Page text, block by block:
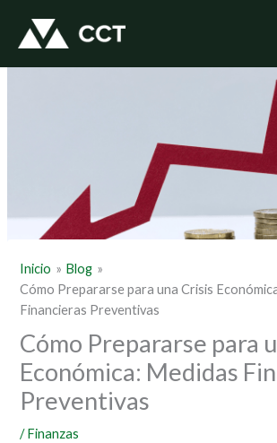
contenido
Inicio
Blog
Cómo Prepararse para una Crisis
Financieras Preventivas
Cómo Prepararse para
Económica: Medidas
Preventivas
/Finanzas